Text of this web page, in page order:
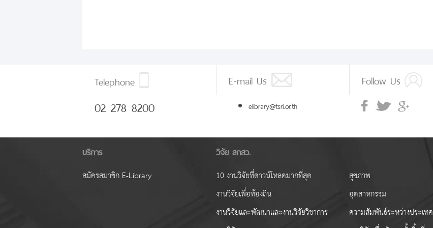
Telephone
02 278 8200
E-mail Us
elibrary@tsri.or.th
Follow Us
บริการ
สมัครสมาชิก E-Library
วิจัย สกสว.
10 งานวิจัยที่ดาวน์โหลดมากที่สุด
งานวิจัยเพื่อท้องถิ่น
งานวิจัยและพัฒนาและงานวิจัยวิชาการ
สุขภาพ
อุตสาหกรรม
ความสัมพันธ์ระหว่างประเทศ